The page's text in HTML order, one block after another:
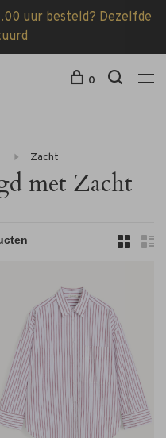
uur besteld? Dezelfde
0
Zacht
met Zacht